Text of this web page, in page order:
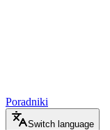
Poradniki
Switch language